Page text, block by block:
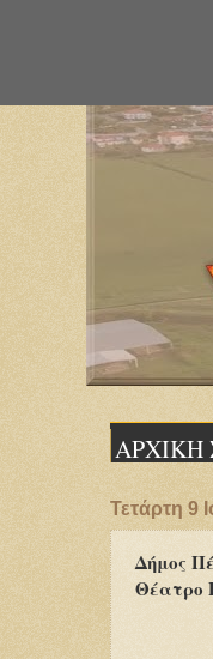
ΑΡΧΙΚΗ
Τετάρτη 9
Δήμος
Θέατρο